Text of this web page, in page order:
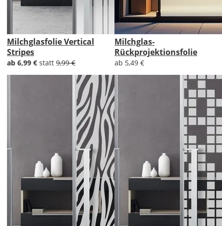
Milchglasfolie Vertical
Stripes
ab 6,99 € statt 9,99 €
Milchglas-
Rückprojektionsfolie
ab 5,49 €